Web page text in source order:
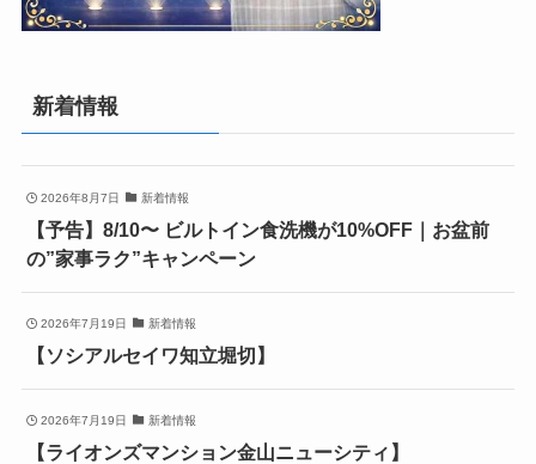
新着情報
2026年8月7日 新着情報
【予告】8/10〜 ビルトイン食洗機が10%OFF｜お盆前
の”家事ラク”キャンペーン
2026年7月19日 新着情報
【ソシアルセイワ知立堀切】
2026年7月19日 新着情報
【ライオンズマンション金山ニューシティ】